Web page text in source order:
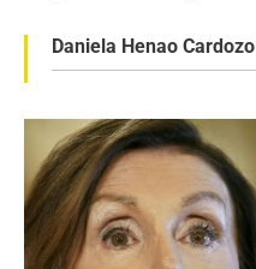
Daniela Henao Cardozo